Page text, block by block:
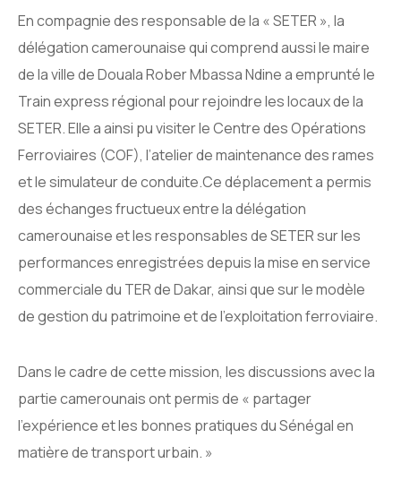
En compagnie des responsable de la « SETER », la
délégation camerounaise qui comprend aussi le maire
de la ville de Douala Rober Mbassa Ndine a emprunté le
Train express régional pour rejoindre les locaux de la
SETER. Elle a ainsi pu visiter le Centre des Opérations
Ferroviaires (COF), l’atelier de maintenance des rames
et le simulateur de conduite.Ce déplacement a permis
des échanges fructueux entre la délégation
camerounaise et les responsables de SETER sur les
performances enregistrées depuis la mise en service
commerciale du TER de Dakar, ainsi que sur le modèle
de gestion du patrimoine et de l’exploitation ferroviaire.
Dans le cadre de cette mission, les discussions avec la
partie camerounais ont permis de « partager
l’expérience et les bonnes pratiques du Sénégal en
matière de transport urbain. »